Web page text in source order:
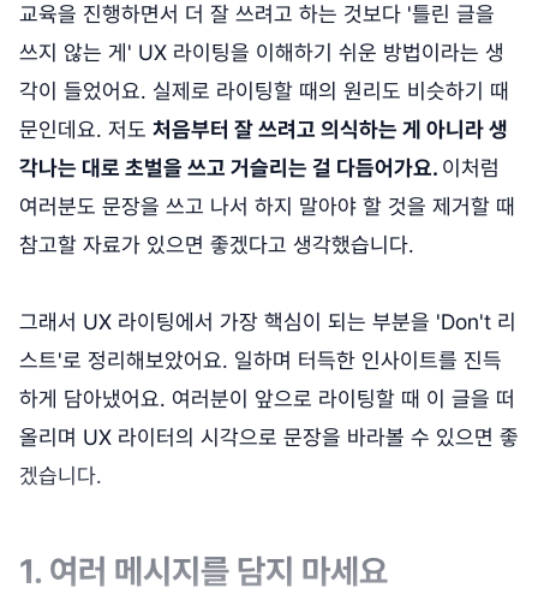
교육을 진행하면서 더 잘 쓰려고 하는 것보다 '틀린 글을
쓰지 않는 게' UX 라이팅을 이해하기 쉬운 방법이라는 생
각이 들었어요. 실제로 라이팅할 때의 원리도 비슷하기 때
문인데요. 저도 처음부터 잘 쓰려고 의식하는 게 아니라 생
각나는 대로 초벌을 쓰고 거슬리는 걸 다듬어가요. 이처럼
여러분도 문장을 쓰고 나서 하지 말아야 할 것을 제거할 때
참고할 자료가 있으면 좋겠다고 생각했습니다.
그래서 UX 라이팅에서 가장 핵심이 되는 부분을 'Don't 리
스트'로 정리해보았어요. 일하며 터득한 인사이트를 진득
하게 담아냈어요. 여러분이 앞으로 라이팅할 때 이 글을 떠
올리며 UX 라이터의 시각으로 문장을 바라볼 수 있으면 좋
겠습니다.
1. 여러 메시지를 담지 마세요